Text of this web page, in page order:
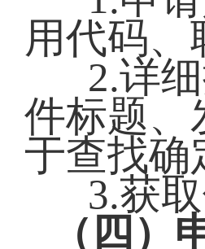
用代码
2.详
件标题、
于查找确
3.获
（四）